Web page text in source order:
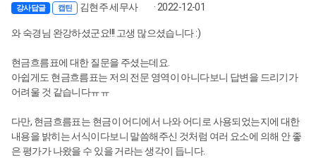
강사답글 캡틴 김현주 세무사 · 2022-12-01
와 숙경님 완강하셨군요!!! 고생 많으셨습니다 :)
현금흐름표에 대한 질문을 주셨는데요.
아쉽게도 현금흐름표는 저의 전문 영역이 아니다보니 답변을 드리기가
어려울 것 같습니다ㅠㅠ
다만, 현금흐름표는 현금이 어디에서 나와 어디로 사용되었는지에 대한
내용을 밝히는 서식이다보니 말씀해주신 것처럼 여러 요소에 의해 안 좋
은 평가가 나왔을 수 있을 거라는 생각이 듭니다.